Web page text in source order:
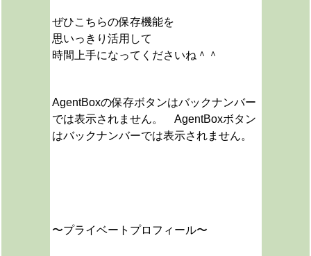
ぜひこちらの保存機能を
思いっきり活用して
時間上手になってくださいね＾＾
AgentBoxの保存ボタンはバックナンバー
では表示されません。 AgentBoxボタン
はバックナンバーでは表示されません。
〜プライベートプロフィール〜